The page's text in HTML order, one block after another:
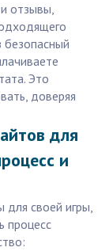
отзывы,
Это
доверяя
для
и
для своей игры,
процесс